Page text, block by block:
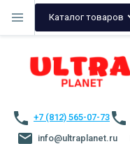
Каталог товаров
+7 (812) 565-07-73
info@ultraplanet.ru